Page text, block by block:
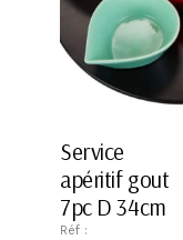
Service
apéritif gout
7pc D 34cm
Réf :